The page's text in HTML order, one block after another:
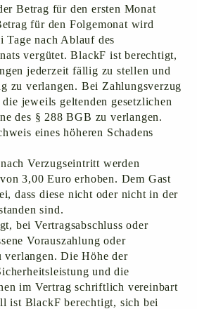
Betrag für den ersten Monat
für den Folgemonat wird
Tage nach Ablauf des
vergütet. BlackF ist berechtigt,
jederzeit fällig zu stellen und
zu verlangen. Bei Zahlungsverzug
jeweils geltenden gesetzlichen
des § 288 BGB zu verlangen.
eines höheren Schadens
Verzugseintritt werden
3,00 Euro erhoben. Dem Gast
dass diese nicht oder nicht in der
sind.
bei Vertragsabschluss oder
Vorauszahlung oder
verlangen. Die Höhe der
und die
im Vertrag schriftlich vereinbart
ist BlackF berechtigt, sich bei